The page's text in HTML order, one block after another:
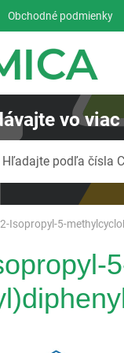
2-Isopropyl-5-
Obchodné podmienky
vo
Hľadajte podľa čísla